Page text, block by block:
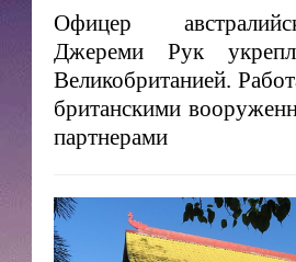
Офицер
Джереми Рук
Великобританией.
британскими
партнерами